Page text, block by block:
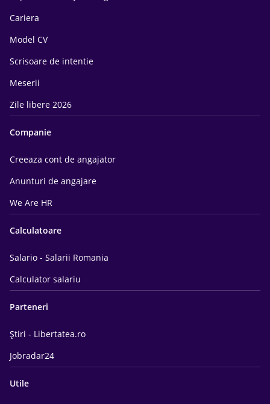
Cariera
Model CV
Scrisoare de intentie
Meserii
Zile libere 2026
Companie
Creeaza cont de angajator
Anunturi de angajare
We Are HR
Calculatoare
Salario - Salarii Romania
Calculator salariu
Parteneri
Știri - Libertatea.ro
Jobradar24
Utile